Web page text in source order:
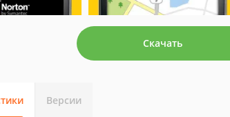
Скачать
Версии